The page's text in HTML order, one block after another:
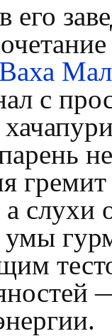
его
Ваха
с
слухи